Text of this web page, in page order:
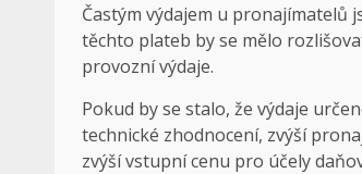
Častým výdajem u pronajímatelů
těchto plateb by se mělo
provozní výdaje.
Pokud by se stalo, že výdaje
technické zhodnocení, zvýší
zvýší vstupní cenu pro účely